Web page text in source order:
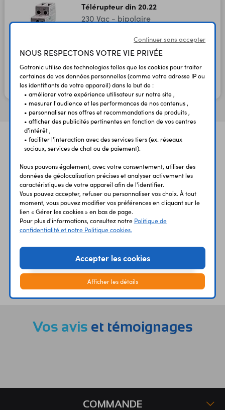
Télérupteur din 20.22
230 Vac - bipolaire
En stock
UNE QUESTION?
UN CONSEIL?
PAIEMENT
SÉCURISÉ
LIVRAISON
RAPIDE
ÉTABLISSEMENTS
SCOLAIRES
PLUS 30 ANS
D’EXPERIENCE
Vos avis et témoignages
COMMANDE
Continuer sans accepter
NOUS RESPECTONS VOTRE VIE PRIVÉE
Gotronic utilise des technologies telles que les cookies pour traiter
certaines de vos données personnelles (comme votre adresse IP ou
les identifiants de votre appareil) dans le but de :
• améliorer votre expérience utilisateur sur notre site ,
• mesurer l'audience et les performances de nos contenus ,
• personnaliser nos offres et recommandations de produits ,
• afficher des publicités pertinentes en fonction de vos centres
d'intérêt ,
• faciliter l'interaction avec des services tiers (ex. réseaux
sociaux, services de chat ou de paiement).
Nous pouvons également, avec votre consentement, utiliser des
données de géolocalisation précises et analyser activement les
caractéristiques de votre appareil afin de l'identifier.
Vous pouvez accepter, refuser ou personnaliser vos choix. À tout
moment, vous pouvez modifier vos préférences en cliquant sur le
lien « Gérer les cookies » en bas de page.
Pour plus d'informations, consultez notre Politique de
confidentialité et notre Politique cookies.
Accepter les cookies
Afficher les détails